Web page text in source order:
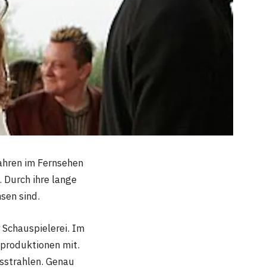
im Fernsehen
Durch ihre lange
sind.
Im
mit.
Genau